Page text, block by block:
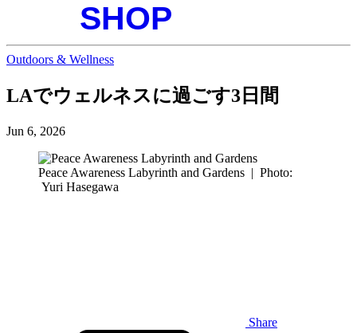
Outdoors & Wellness
LAでウェルネスに過ごす3日間
Jun 6, 2026
Peace Awareness Labyrinth and Gardens | Photo:
Yuri Hasegawa
Share